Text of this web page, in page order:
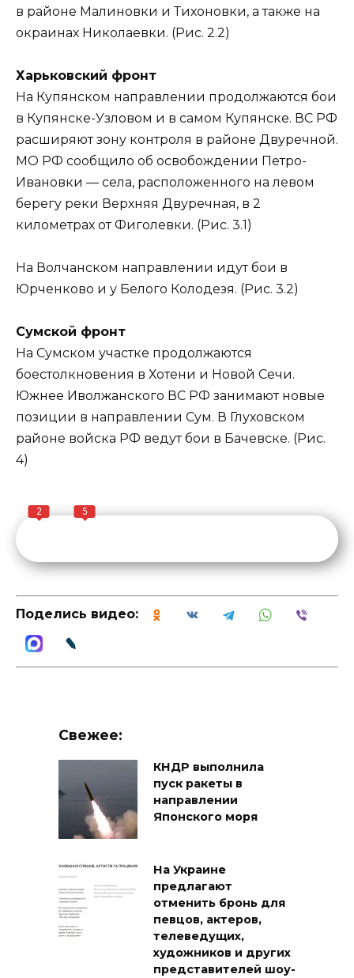
в районе Малиновки и Тихоновки, а также на
окраинах Николаевки. (Рис. 2.2)
Харьковский фронт
На Купянском направлении продолжаются бои
в Купянске-Узловом и в самом Купянске. ВС РФ
расширяют зону контроля в районе Двуречной.
МО РФ сообщило об освобождении Петро-
Ивановки — села, расположенного на левом
берегу реки Верхняя Двуречная, в 2
километрах от Фиголевки. (Рис. 3.1)
На Волчанском направлении идут бои в
Юрченково и у Белого Колодезя. (Рис. 3.2)
Сумской фронт
На Сумском участке продолжаются
боестолкновения в Хотени и Новой Сечи.
Южнее Иволжанского ВС РФ занимают новые
позиции в направлении Сум. В Глуховском
районе войска РФ ведут бои в Бачевске. (Рис.
4)
2 5
Поделись видео:
Свежее:
КНДР выполнила
пуск ракеты в
направлении
Японского моря
На Украине
предлагают
отменить бронь для
певцов, актеров,
телеведущих,
художников и других
представителей шоу-